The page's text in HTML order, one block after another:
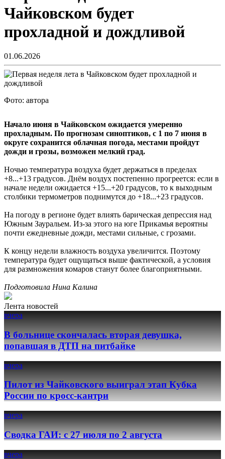
Чайковском будет
прохладной и дождливой
01.06.2026
Фото: автора
Начало июня в Чайковском ожидается умеренно
прохладным. По прогнозам синоптиков, с 1 по 7 июня в
округе сохранится облачная погода, местами пройдут
дожди и грозы, возможен мелкий град.
Ночью температура воздуха будет держаться в пределах
+8...+13 градусов. Днём воздух постепенно прогреется: если в
начале недели ожидается +15...+20 градусов, то к выходным
столбики термометров поднимутся до +18...+23 градусов.
На погоду в регионе будет влиять барическая депрессия над
Южным Зауральем. Из-за этого на юге Прикамья вероятны
почти ежедневные дожди, местами сильные, с грозами.
К концу недели влажность воздуха увеличится. Поэтому
температура будет ощущаться выше фактической, а условия
для размножения комаров станут более благоприятными.
Подготовила Нина Калина
Лента новостей
вчера
В больнице скончалась вторая девушка,
попавшая в ДТП на питбайке
вчера
Пилот из Чайковского выиграл этап Кубка
России по кросс-кантри
вчера
Сводка ГАИ: с 27 июля по 2 августа
вчера